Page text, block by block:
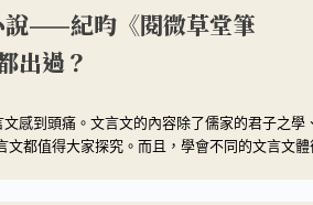
說——紀昀《閱微草堂筆
出過？
感到頭痛。文言文的內容除了儒家的君子之學
都值得大家探究。而且，學會不同的文言文體